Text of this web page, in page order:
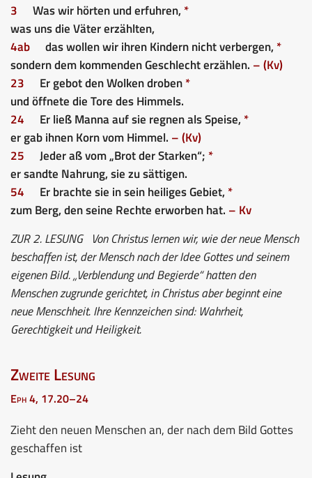
3 Was wir hörten und erfuhren, *
was uns die Väter erzählten,
4ab
das wollen wir ihren Kindern nicht verbergen, *
sondern dem kommenden Geschlecht erzählen. – (Kv)
23
Er gebot den Wolken droben*
und öffnete die Tore des Himmels.
24
Er ließ Manna auf sie regnen als Speise, *
er gab ihnen Korn vom Himmel. – (Kv)
25
Jeder aß vom „Brot der Starken“; *
er sandte Nahrung, sie zu sättigen.
54
Er brachte sie in sein heiliges Gebiet, *
zum Berg, den seine Rechte erworben hat. – Kv
ZUR 2. LESUNGVon Christus lernen wir, wie der neue Mensch
beschaffen ist, der Mensch nach der Idee Gottes und seinem
eigenen Bild. „Verblendung und Begierde“ hatten den
Menschen zugrunde gerichtet, in Christus aber beginnt eine
neue Menschheit. Ihre Kennzeichen sind: Wahrheit,
Gerechtigkeit und Heiligkeit.
Zweite Lesung
Eph 4, 17.20–24
Zieht den neuen Menschen an, der nach dem Bild Gottes
geschaffen ist